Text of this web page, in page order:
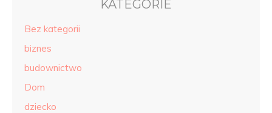
KATEGORIE
Bez kategorii
biznes
budownictwo
Dom
dziecko